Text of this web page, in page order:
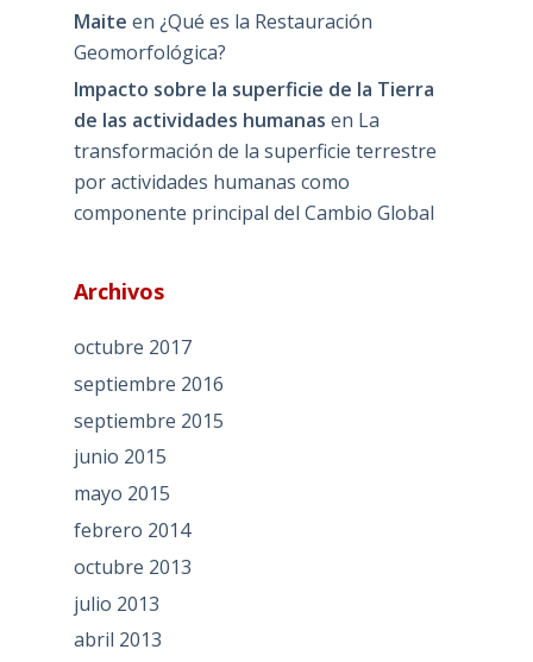
Maite en ¿Qué es la Restauración
Geomorfológica?
Impacto sobre la superficie de la Tierra
de las actividades humanas en La
transformación de la superficie terrestre
por actividades humanas como
componente principal del Cambio Global
Archivos
octubre 2017
septiembre 2016
septiembre 2015
junio 2015
mayo 2015
febrero 2014
octubre 2013
julio 2013
abril 2013